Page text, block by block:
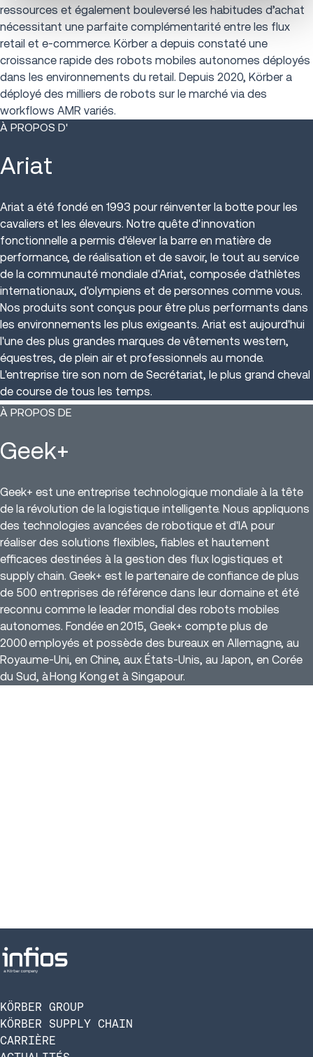
ressources et également bouleversé les habitudes d’achat
nécessitant une parfaite complémentarité entre les flux
retail et e-commerce. Körber a depuis constaté une
croissance rapide des robots mobiles autonomes déployés
dans les environnements du retail. Depuis 2020, Körber a
déployé des milliers de robots sur le marché via des
workflows AMR variés.
À PROPOS D'
Ariat
Ariat a été fondé en 1993 pour réinventer la botte pour les
cavaliers et les éleveurs. Notre quête d'innovation
fonctionnelle a permis d'élever la barre en matière de
performance, de réalisation et de savoir, le tout au service
de la communauté mondiale d'Ariat, composée d'athlètes
internationaux, d'olympiens et de personnes comme vous.
Nos produits sont conçus pour être plus performants dans
les environnements les plus exigeants. Ariat est aujourd'hui
l'une des plus grandes marques de vêtements western,
équestres, de plein air et professionnels au monde.
L'entreprise tire son nom de Secrétariat, le plus grand cheval
de course de tous les temps.
À PROPOS DE
Geek+
Geek+ est une entreprise technologique mondiale à la tête
de la révolution de la logistique intelligente. Nous appliquons
des technologies avancées de robotique et d'IA pour
réaliser des solutions flexibles, fiables et hautement
efficaces destinées à la gestion des flux logistiques et
supply chain. Geek+ est le partenaire de confiance de plus
de 500 entreprises de référence dans leur domaine et été
reconnu comme le leader mondial des robots mobiles
autonomes. Fondée en 2015, Geek+ compte plus de
2000 employés et possède des bureaux en Allemagne, au
Royaume-Uni, en Chine, aux États-Unis, au Japon, en Corée
du Sud, à Hong Kong et à Singapour.
KÖRBER GROUP
KÖRBER SUPPLY CHAIN
CARRIÈRE